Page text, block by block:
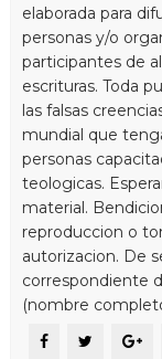
elaborada para
personas y/o
participantes de
escrituras. Toda
las falsas
mundial que
personas
teologicas.
material.
reproduccion o
autorizacion. De
correspondiente
(nombre